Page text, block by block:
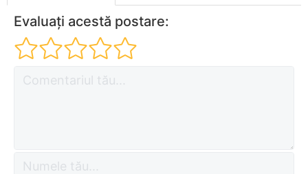
Evaluați acestă postare: